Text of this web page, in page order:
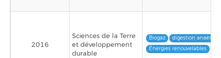
2016
Sciences de la Terre
et développement
durable
Biogaz
digestion
Énergies renouvelables